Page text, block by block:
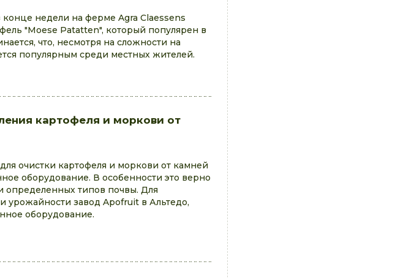
конце недели на ферме Agra Claessens
"Moese Patatten", который популярен в
что, несмотря на сложности на
популярным среди местных жителей.
картофеля и моркови от
очистки картофеля и моркови от камней
оборудование. В особенности это верно
определенных типов почвы. Для
урожайности завод Apofruit в Альтедо,
оборудование.